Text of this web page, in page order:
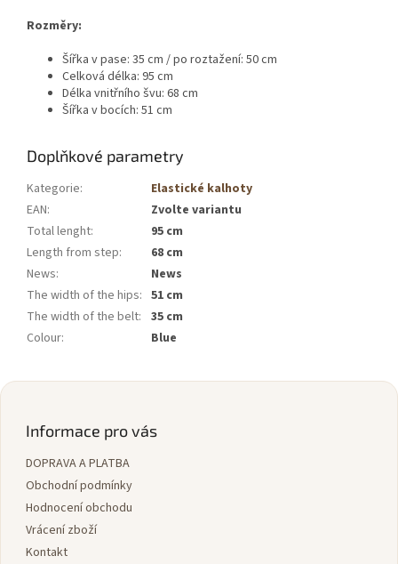
Rozměry:
Šířka v pase: 35 cm / po roztažení: 50 cm
Celková délka: 95 cm
Délka vnitřního švu: 68 cm
Šířka v bocích: 51 cm
Doplňkové parametry
Kategorie:
Elastické kalhoty
EAN:
Zvolte variantu
Total lenght:
95 cm
Length from step:
68 cm
News:
News
The width of the hips: 51 cm
The width of the belt: 35 cm
Colour: Blue
Z
Informace pro vás
DOPRAVA A PLATBA
Obchodní podmínky
Hodnocení obchodu
Vrácení zboží
Kontakt